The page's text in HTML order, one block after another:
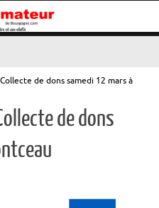
de dons samedi 12 mars à
de dons